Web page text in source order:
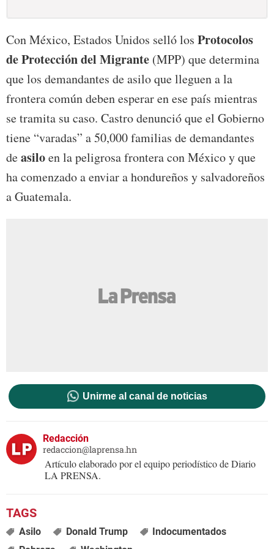
Con México, Estados Unidos selló los Protocolos
de Protección del Migrante (MPP) que determina
que los demandantes de asilo que lleguen a la
frontera común deben esperar en ese país mientras
se tramita su caso. Castro denunció que el Gobierno
tiene “varadas” a 50,000 familias de demandantes
deasiloen la peligrosa frontera con México y que
ha comenzado a enviar a hondureños y salvadoreños
a Guatemala.
Unirme al canal de noticias
Redacción
redaccion@laprensa.hn
Artículo elaborado por el equipo periodístico de Diario
LA PRENSA.
Asilo Donald Trump
Indocumentados